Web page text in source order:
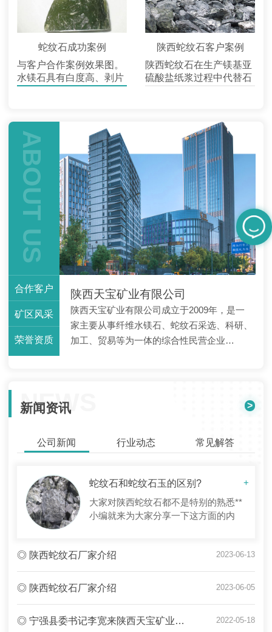
蛇纹石成功案例
与客户合作案例效果图。
水镁石具有白度高、剥片
料，使造纸由酸法改为碱
法，并减少浆水的污染。
在造纸工业上，水镁石在
生产镁基亚硫酸盐纸浆过
程...
陕西蛇纹石客户案例
陕西蛇纹石在生产镁基亚
硫酸盐纸浆过程中代替石
水镁石在空气中不吸水，
还可用作防潮包装纸的填
料
ABOUT US
合作客户
矿区风采
荣誉资质
陕西天宝矿业有限公司
陕西天宝矿业有限公司成立于2009年，是一
家主要从事纤维水镁石、蛇纹石采选、科研、
加工、贸易等为一体的综合性民营企业…
NEWS
新闻资讯 >
公司新闻 行业动态 常见解答
蛇纹石和蛇纹石玉的区别?
+
大家对陕西蛇纹石都不是特别的熟悉**
小编就来为大家分享一下这方面的内
石、利蛇纹石、纤蛇纹石等。它们的颜
色一般常为绿色调，但也有浅灰、...
◎ 陕西蛇纹石厂家介绍 2023-06-13
◎ 陕西蛇纹石厂家介绍 2023-06-05
◎ 宁强县委书记李宽来陕西天宝矿业有限公司调研 2022-05-18